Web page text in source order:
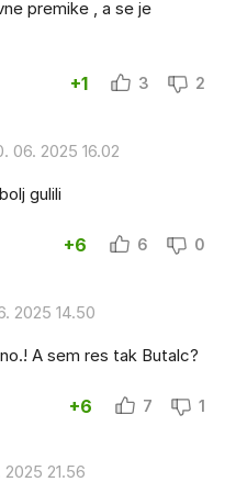
premike , a se je
+1 3 2
06. 2025 16.02
gulili
+6 6 0
2025 14.50
A sem res tak Butalc?
+6 7 1
21.56